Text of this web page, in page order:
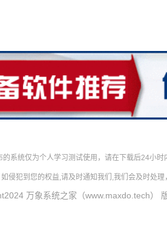
的系统仅为个人学习测试使用，请在下载后24小
如侵犯到您的权益,请及时通知我们,我们会及时处
万象系统之家（www.maxdo.tech）